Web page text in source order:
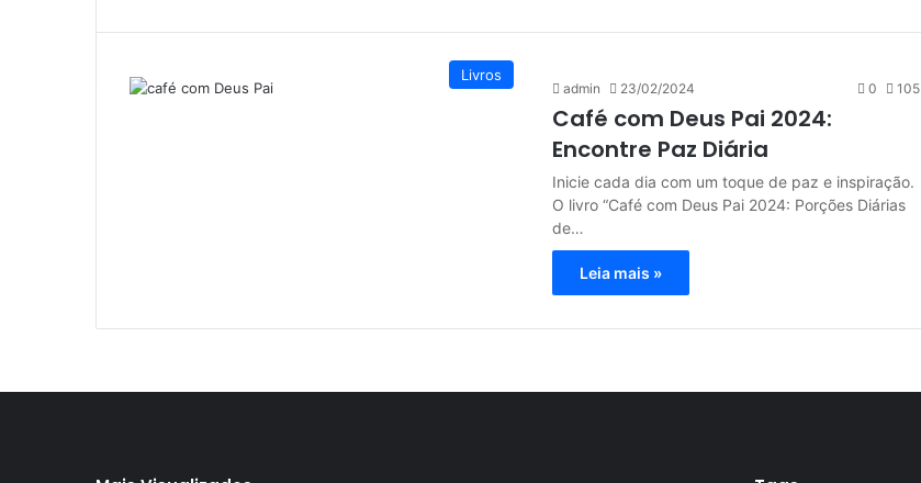
Livros
admin 23/02/2024 0 105
Café com Deus Pai 2024:
Encontre Paz Diária
Inicie cada dia com um toque de paz e inspiração.
O livro “Café com Deus Pai 2024: Porções Diárias
de…
Leia mais »